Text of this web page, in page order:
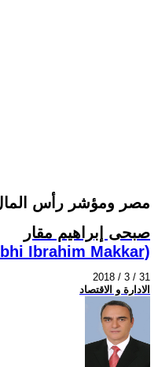
مصر ومؤشر رأس
صبحى إبراهيم مقار
Ibrahim Makkar)
2018 / 3 / 31
الادارة و الاقتصاد